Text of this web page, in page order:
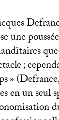
une
;
»
en un